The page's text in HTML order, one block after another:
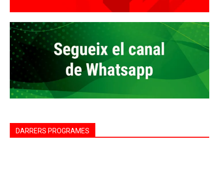
DARRERS PROGRAMES